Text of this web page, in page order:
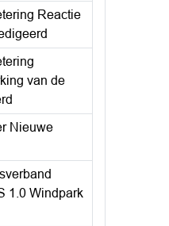
Reactie
van de
Nieuwe
1.0 Windpark